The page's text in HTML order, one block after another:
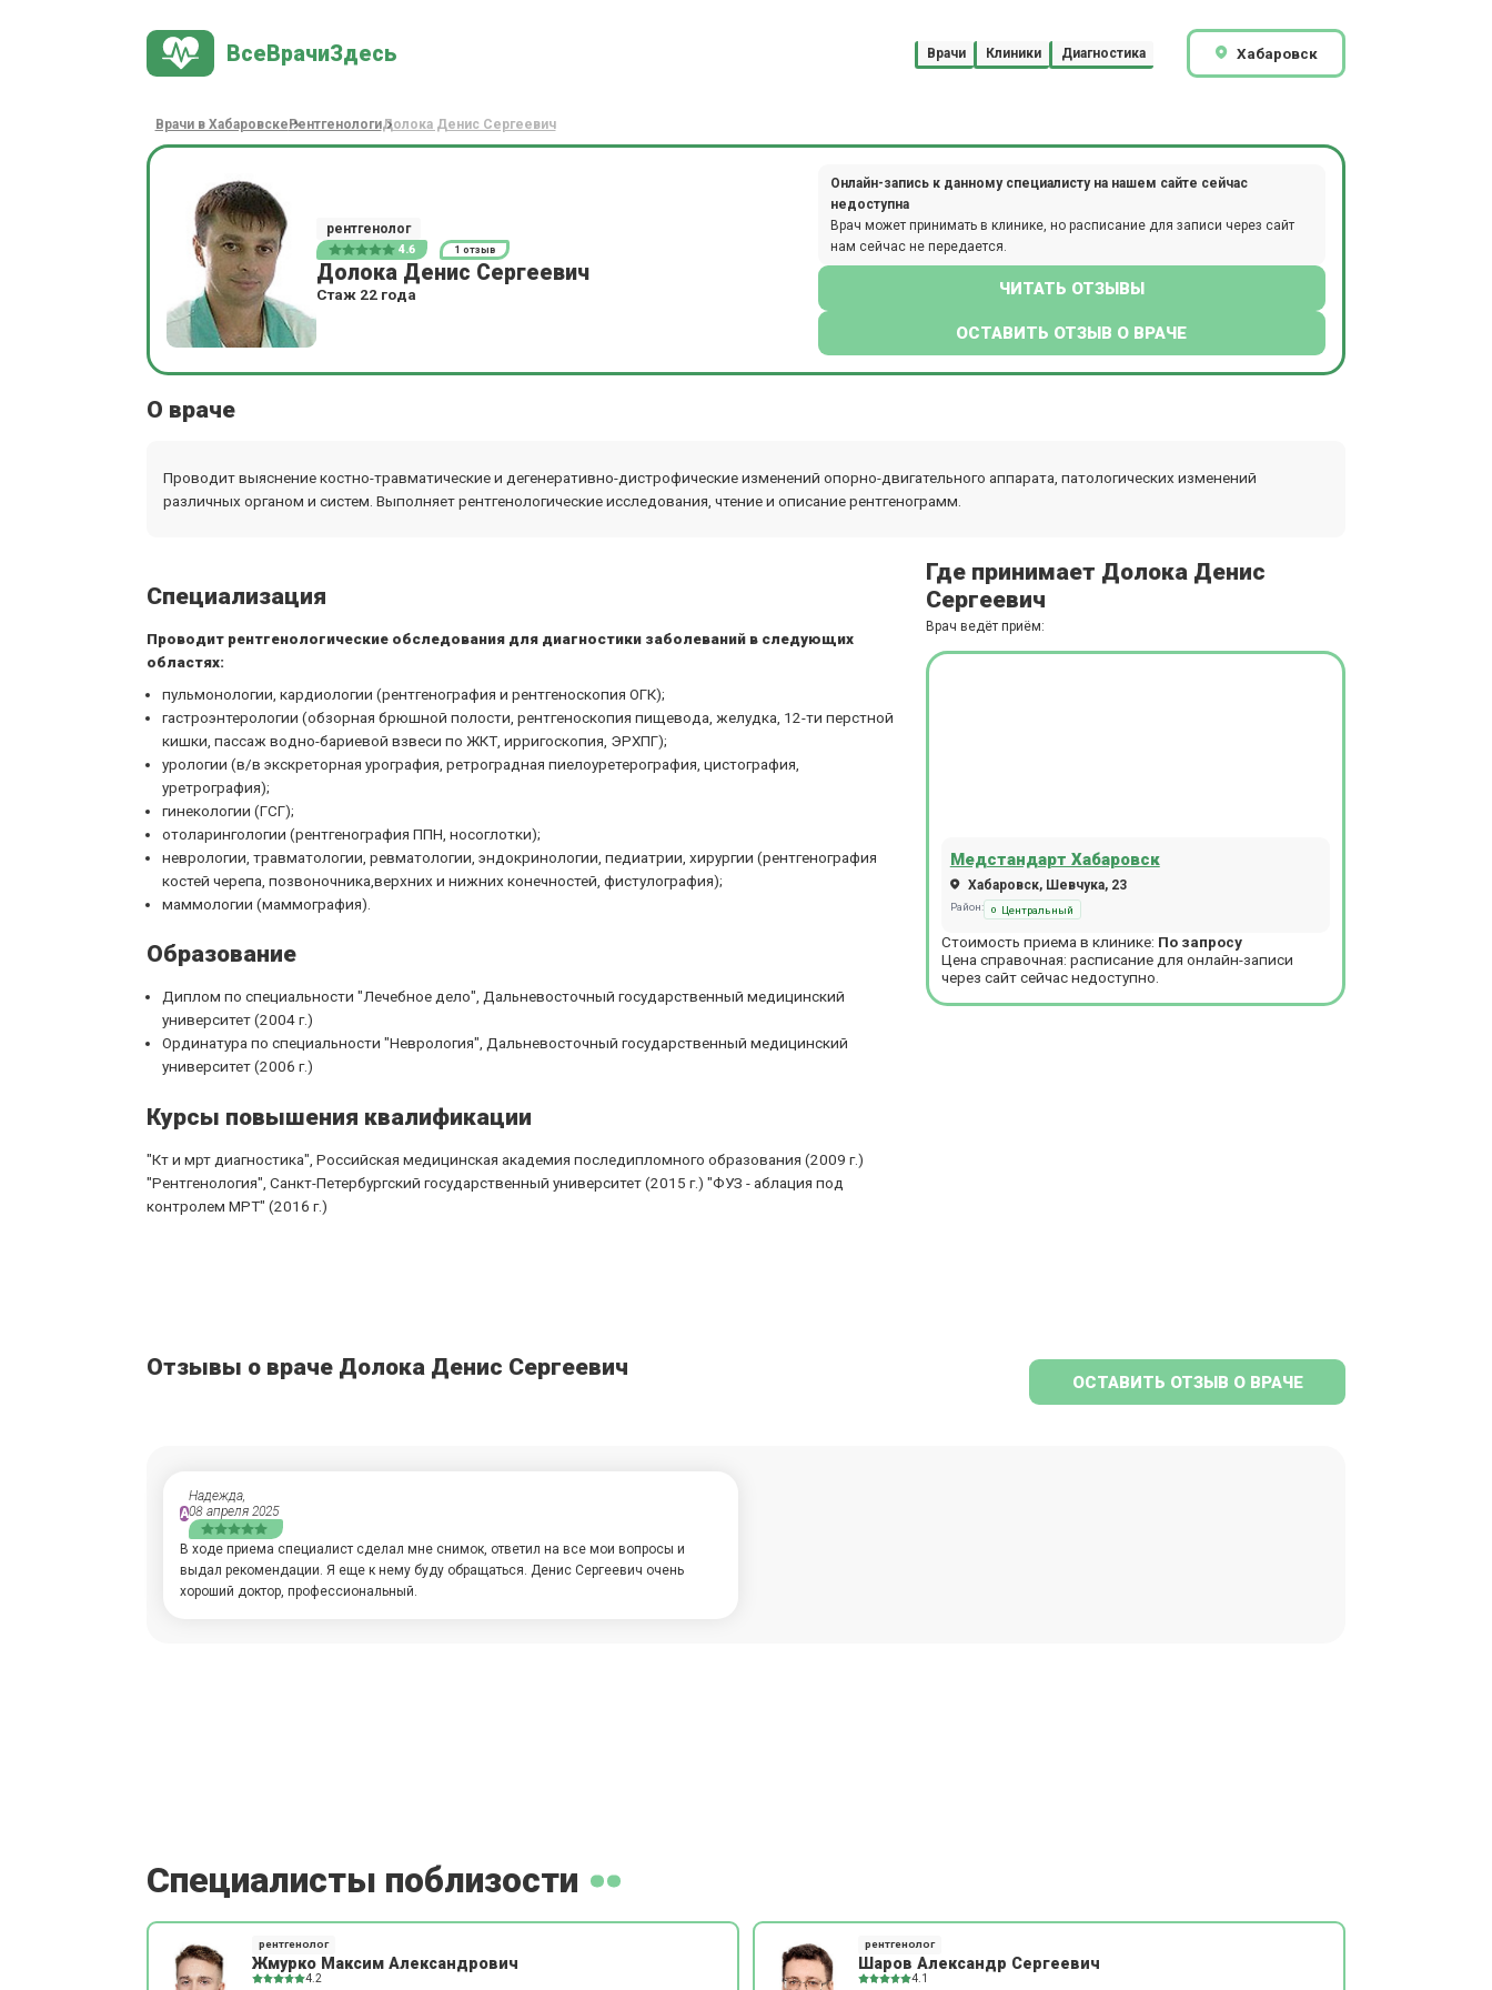
ВсеВрачиЗдесь Врачи Клиники Диагностика Хабаровск
Врачи в Хабаровске РентгенологиДолока Денис Сергеевич
рентгенолог
4.6 1 отзыв
Долока Денис Сергеевич
Стаж 22 года
Онлайн-запись к данному специалисту на нашем сайте сейчас
недоступна
Врач может принимать в клинике, но расписание для записи через сайт
нам сейчас не передается.
ЧИТАТЬ ОТЗЫВЫ
ОСТАВИТЬ ОТЗЫВ О ВРАЧЕ
О враче
Проводит выяснение костно-травматические и дегенеративно-дистрофические изменений опорно-двигательного аппарата, патологических изменений
различных органом и систем. Выполняет рентгенологические исследования, чтение и описание рентгенограмм.
Специализация
Проводит рентгенологические обследования для диагностики заболеваний в следующих
областях:
пульмонологии, кардиологии (рентгенография и рентгеноскопия ОГК);
гастроэнтерологии (обзорная брюшной полости, рентгеноскопия пищевода, желудка, 12-ти перстной
кишки, пассаж водно-бариевой взвеси по ЖКТ, ирригоскопия, ЭРХПГ);
урологии (в/в экскреторная урография, ретроградная пиелоуретерография, цистография,
уретрография);
гинекологии (ГСГ);
отоларингологии (рентгенография ППН, носоглотки);
неврологии, травматологии, ревматологии, эндокринологии, педиатрии, хирургии (рентгенография
костей черепа, позвоночника,верхних и нижних конечностей, фистулография);
маммологии (маммография).
Образование
Диплом по специальности "Лечебное дело", Дальневосточный государственный медицинский
университет (2004 г.)
Ординатура по специальности "Неврология", Дальневосточный государственный медицинский
университет (2006 г.)
Курсы повышения квалификации
"Кт и мрт диагностика", Российская медицинская академия последипломного образования (2009 г.)
"Рентгенология", Санкт-Петербургский государственный университет (2015 г.) "ФУЗ - аблация под
контролем МРТ" (2016 г.)
Где принимает Долока Денис
Сергеевич
Врач ведёт приём:
Медстандарт Хабаровск
Хабаровск, Шевчука, 23
Район: Центральный
Стоимость приема в клинике: По запросу
Цена справочная: расписание для онлайн-записи
через сайт сейчас недоступно.
Отзывы о враче Долока Денис Сергеевич
ОСТАВИТЬ ОТЗЫВ О ВРАЧЕ
А
Надежда,
08 апреля 2025
В ходе приема специалист сделал мне снимок, ответил на все мои вопросы и
выдал рекомендации. Я еще к нему буду обращаться. Денис Сергеевич очень
хороший доктор, профессиональный.
Специалисты поблизости
рентгенолог
Жмурко Максим Александрович
4.2
рентгенолог
Шаров Александр Сергеевич
4.1